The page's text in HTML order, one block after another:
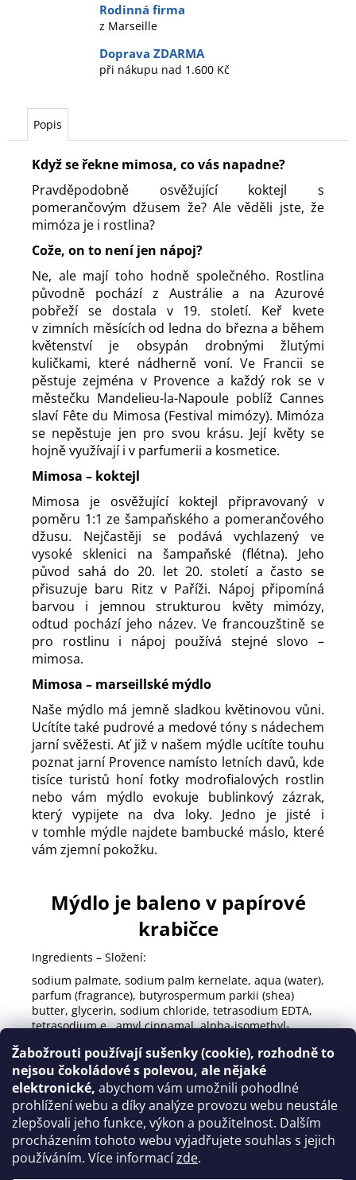
Žabožrouti používají sušenky (cookie), rozhodně to
nejsou čokoládové s polevou, ale nějaké
elektronické, abychom vám umožnili pohodlné
prohlížení webu a díky analýze provozu webu neustále
zlepšovali jeho funkce, výkon a použitelnost. Dalším
procházením tohoto webu vyjadřujete souhlas s jejich
používáním. Více informacízde.
Rodinná firma
z Marseille
Doprava ZDARMA
při nákupu nad 1.600 Kč
Popis
Když se řekne mimosa, co vás napadne?
Pravděpodobně osvěžující koktejl s
pomerančovým džusem že? Ale věděli jste, že
mimóza je i rostlina?
Cože, on to není jen nápoj?
Ne, ale mají toho hodně společného. Rostlina
původně pochází z Austrálie a na Azurové
pobřeží se dostala v 19. století. Keř kvete
v zimních měsících od ledna do března a během
květenství je obsypán drobnými žlutými
kuličkami, které nádherně voní. Ve Francii se
pěstuje zejména v Provence a každý rok se v
městečku Mandelieu-la-Napoule poblíž Cannes
slaví Fête du Mimosa (Festival mimózy). Mimóza
se nepěstuje jen pro svou krásu. Její květy se
hojně využívají i v parfumerii a kosmetice.
Mimosa – koktejl
Mimosa je osvěžující koktejl připravovaný v
poměru 1:1 ze šampaňského a pomerančového
džusu. Nejčastěji se podává vychlazený ve
vysoké sklenici na šampaňské (flétna). Jeho
původ sahá do 20. let 20. století a často se
přisuzuje baru Ritz v Paříži. Nápoj připomíná
barvou i jemnou strukturou květy mimózy,
odtud pochází jeho název. Ve francouzštině se
pro rostlinu i nápoj používá stejné slovo –
mimosa.
Mimosa – marseillské mýdlo
Naše mýdlo má jemně sladkou květinovou vůni.
Ucítíte také pudrové a medové tóny s nádechem
jarní svěžesti. Ať již v našem mýdle ucítíte touhu
poznat jarní Provence namísto letních davů, kde
tisíce turistů honí fotky modrofialových rostlin
nebo vám mýdlo evokuje bublinkový zázrak,
který vypijete na dva loky. Jedno je jisté i
v tomhle mýdle najdete bambucké máslo, které
vám zjemní pokožku.
Mýdlo je baleno v papírové
krabičce
Ingredients – Složení:
sodium palmate, sodium palm kernelate, aqua (water),
parfum (fragrance), butyrospermum parkii (shea)
butter, glycerin, sodium chloride, tetrasodium EDTA,
tetrasodium e., amyl cinnamal, alpha-isomethyl-
geraniol, linalool, CI 11710, sodium laureth sulfate, o-
phenyl-phenol
Provensálská domácí výroba, obohaceno o bambucké
máslo
Vyrobeno ve Francii
125 gramů